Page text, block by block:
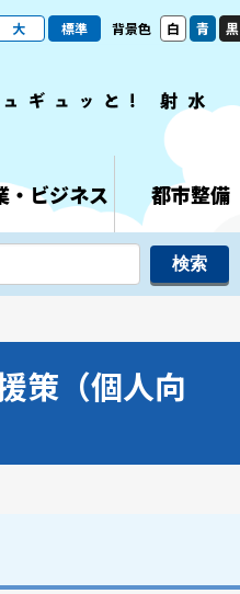
大 標準 背景色 白 青 黒
・ビジネス 都市整備
策（個人向